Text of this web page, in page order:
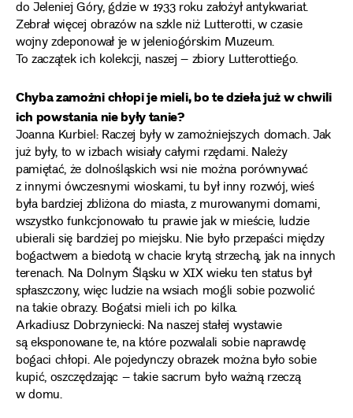
do Jeleniej Góry, gdzie w 1933 roku założył antykwariat.
Zebrał więcej obrazów na szkle niż Lutterotti, w czasie
wojny zdeponował je w jeleniogórskim Muzeum.
To zaczątek ich kolekcji, naszej – zbiory Lutterottiego.
Chyba zamożni chłopi je mieli, bo te dzieła już w chwili
ich powstania nie były tanie?
Joanna Kurbiel: Raczej były w zamożniejszych domach. Jak
już były, to w izbach wisiały całymi rzędami. Należy
pamiętać, że dolnośląskich wsi nie można porównywać
z innymi ówczesnymi wioskami, tu był inny rozwój, wieś
była bardziej zbliżona do miasta, z murowanymi domami,
wszystko funkcjonowało tu prawie jak w mieście, ludzie
ubierali się bardziej po miejsku. Nie było przepaści między
bogactwem a biedotą w chacie krytą strzechą, jak na innych
terenach. Na Dolnym Śląsku w XIX wieku ten status był
spłaszczony, więc ludzie na wsiach mogli sobie pozwolić
na takie obrazy. Bogatsi mieli ich po kilka.
Arkadiusz Dobrzyniecki: Na naszej stałej wystawie
są eksponowane te, na które pozwalali sobie naprawdę
bogaci chłopi. Ale pojedynczy obrazek można było sobie
kupić, oszczędzając – takie sacrum było ważną rzeczą
w domu.